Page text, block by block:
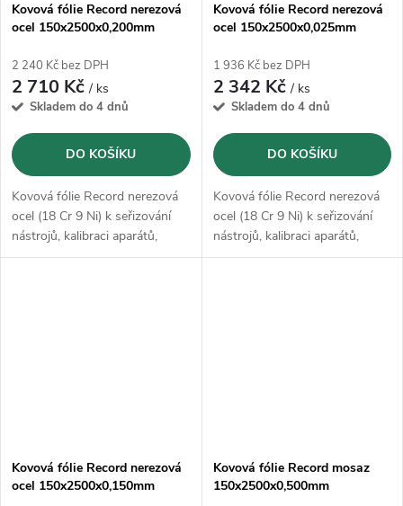
Kovová fólie Record nerezová
ocel 150x2500x0,200mm
2 240 Kč bez DPH
2 710 Kč/ ks
Skladem do 4 dnů
DO KOŠÍKU
Kovová fólie Record nerezová
ocel (18 Cr 9 Ni) k seřizování
nástrojů, kalibraci aparátů,
vyrovnání tolerancí, podložení
Kovová fólie Record nerezová
ocel 150x2500x0,025mm
1 936 Kč bez DPH
2 342 Kč/ ks
Skladem do 4 dnů
DO KOŠÍKU
Kovová fólie Record nerezová
ocel (18 Cr 9 Ni) k seřizování
nástrojů, kalibraci aparátů,
vyrovnání tolerancí, podložení
Kovová fólie Record nerezová
ocel 150x2500x0,150mm
Kovová fólie Record mosaz
150x2500x0,500mm